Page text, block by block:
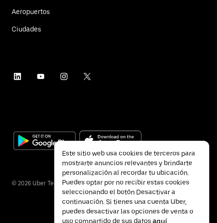
Aeropuertos
Ciudades
© 2026 Uber Technologies Inc.
Este sitio web usa cookies de terceros para
mostrarte anuncios relevantes y brindarte
personalización al recordar tu ubicación.
Puedes optar por no recibir estas cookies
seleccionando el botón Desactivar a
continuación. Si tienes una cuenta Uber,
puedes desactivar las opciones de venta o
uso compartido de sus datos aquí.